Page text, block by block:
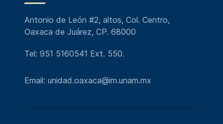
Antonio de León #2, altos, Col. Centro,
Oaxaca de Juárez, CP. 68000
Tel: 951 5160541 Ext. 550.
Email: unidad.oaxaca@im.unam.mx